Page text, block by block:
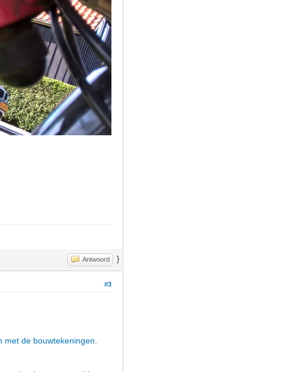
Antwoord }
#3
met de bouwtekeningen.